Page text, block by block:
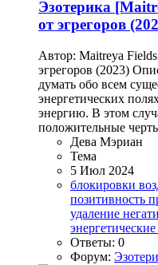
Эзотерика
от эгрегоров
Автор: Maitreya
эгрегоров (2023)
думать обо всем
энергетических
энергию. В этом
положительные
Дева Мэриан
Тема
5 Июл 2024
блокировки
позитивность
удаление
Ответы: 0
Форум: